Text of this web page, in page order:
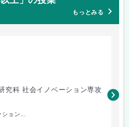
もっとみる
究科 社会イノベーション専攻
ション...
相